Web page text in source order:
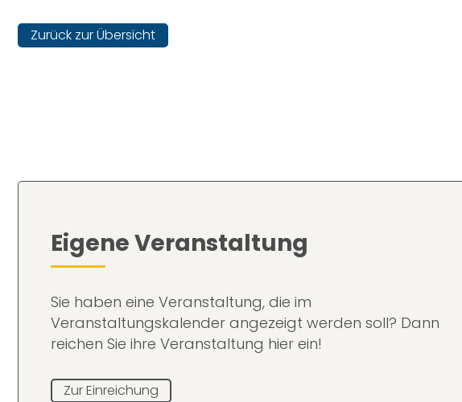
Zurück zur Übersicht
Eigene Veranstaltung
Sie haben eine Veranstaltung, die im
Veranstaltungskalender angezeigt werden soll? Dann
reichen Sie ihre Veranstaltung hier ein!
Zur Einreichung